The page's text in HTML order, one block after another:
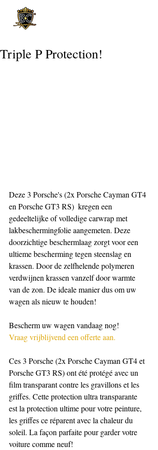
Triple P Protection!
Deze 3 Porsche's (2x Porsche Cayman GT4
en Porsche GT3 RS)  kregen een
gedeeltelijke of volledige carwrap met
lakbeschermingfolie aangemeten. Deze
doorzichtige beschermlaag zorgt voor een
ultieme bescherming tegen steenslag en
krassen. Door de zelfhelende polymeren
verdwijnen krassen vanzelf door warmte
van de zon. De ideale manier dus om uw
wagen als nieuw te houden!
Bescherm uw wagen vandaag nog!
Vraag vrijblijvend een offerte aan.
Ces 3 Porsche (2x Porsche Cayman GT4 et
Porsche GT3 RS) ont été protégé avec un
film transparant contre les gravillons et les
griffes. Cette protection ultra transparante
est la protection ultime pour votre peinture,
les griffes ce réparent avec la chaleur du
soleil. La façon parfaite pour garder votre
voiture comme neuf!